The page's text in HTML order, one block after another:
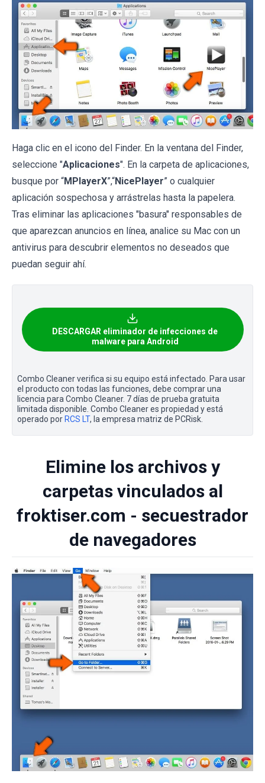
Haga clic en el icono del Finder. En la ventana del Finder,
seleccione "Aplicaciones". En la carpeta de aplicaciones,
busque por “MPlayerX”,“NicePlayer” o cualquier
aplicación sospechosa y arrástrelas hasta la papelera.
Tras eliminar las aplicaciones "basura" responsables de
que aparezcan anuncios en línea, analice su Mac con un
antivirus para descubrir elementos no deseados que
puedan seguir ahí.
DESCARGAR eliminador de infecciones de
malware para Android
Combo Cleaner verifica si su equipo está infectado. Para usar
el producto con todas las funciones, debe comprar una
licencia para Combo Cleaner. 7 días de prueba gratuita
limitada disponible. Combo Cleaner es propiedad y está
operado por RCS LT, la empresa matriz de PCRisk.
Elimine los archivos y
carpetas vinculados al
froktiser.com - secuestrador
de navegadores